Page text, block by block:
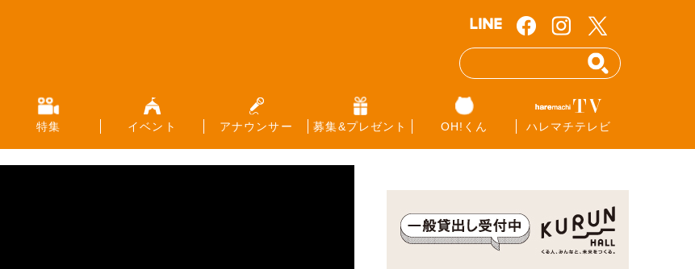
特集 イベント アナウンサー 募集&プレゼント OH!くん ハレマチテレビ